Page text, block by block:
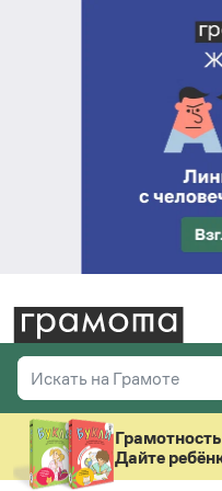
Искать на Грамоте
Справочная
Везде